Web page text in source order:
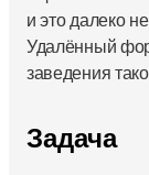
и это далеко
Удалённый
заведения
Задача